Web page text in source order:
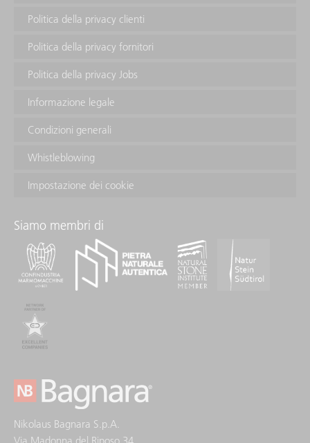
Politica della privacy clienti
Politica della privacy fornitori
Politica della privacy Jobs
Informazione legale
Condizioni generali
Whistleblowing
Impostazione dei cookie
Siamo membri di
Nikolaus Bagnara S.p.A.
Via Madonna del Riposo 34